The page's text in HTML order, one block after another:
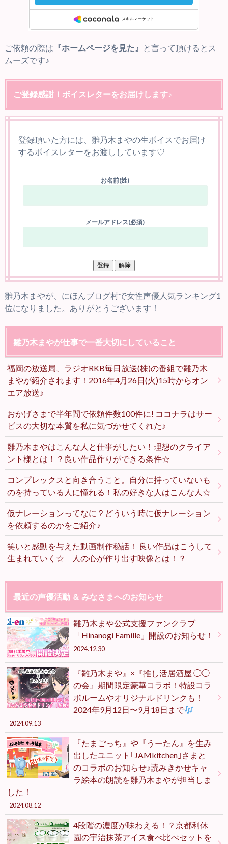
ご依頼の際は 『ホームページを見た』
と言って頂けるとス
ムーズです♪
ご登録感謝！ボイスレターをお届けします♪
登録頂いた方には、雛乃木まやの生ボイスでお届け
するボイスレターをお渡ししています♡
お名前(姓)
メールアドレス(必須)
雛乃木まやが、にほんブログ村で女性声優人気ランキング1
位になりました。ありがとうございます！
雛乃木まやが仕事で一番大切にしていること
福岡の放送局、ラジオRKB毎日放送(株)の番組で雛乃木
まやが紹介されます！2016年4月26日(火)15時からオン
エア放送♪
おかげさまで半年間で依頼件数100件に! ココナラはサー
ビスの大切な本質を私に気づかせてくれた♪
雛乃木まやはこんな人と仕事がしたい！理想のクライア
ント様とは！？良い作品作りができる条件☆
コンプレックスと向き合うこと。自分に持っていないも
のを持っている人に憧れる！私の好きな人はこんな人☆
仮ナレーションってなに？どういう時に仮ナレーション
を依頼するのかをご紹介♪
笑いと感動を与えた動画制作秘話！ 良い作品はこうして
生まれていく☆ 人の心が作り出す映像とは！？
最近の声優活動 ＆ みなさまへのお知らせ
雛乃木まや公式支援ファンクラブ
「Hinanogi Famille」開設のお知らせ！
2024.12.30
『雛乃木まや』×『推し活居酒屋 ◯◯
の会』期間限定豪華コラボ！特設コラ
ボルームやオリジナルドリンクも！
2024年9月12日〜9月18日まで
2024.09.13
『たまごっち』や『うーたん』を生み
出したユニット｢JAMkitchen｣さまと
のコラボのお知らせ♪読みきかせキャ
ラ絵本の朗読を雛乃木まやが担当しま
した！
2024.08.12
4段階の濃度が味わえる！？京都利休
園の宇治抹茶アイス食べ比べセットを